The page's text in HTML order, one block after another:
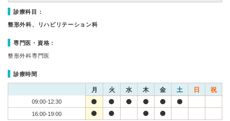
診療科目：
整形外科、リハビリテーション科
専門医・資格：
整形外科専門医
診療時間
月 火 水 木 金 土 日 祝
09:00-12:30
16:00-19:00